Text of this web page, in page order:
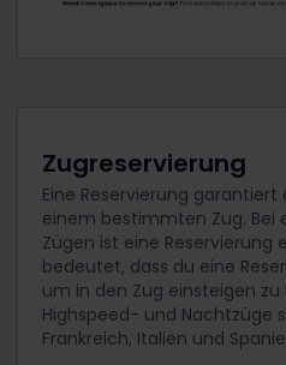
Zugreservierung
Eine Reservierung garantiert
einem bestimmten Zug. Bei
Zügen ist eine Reservierung
bedeutet, dass du eine
um in den Zug einsteigen
Highspeed- und Nachtzüge
Frankreich, Italien und